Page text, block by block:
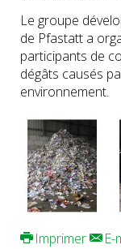
Le groupe
de Pfastatt a
participants de
dégâts causés
environnement.
Imprimer E-